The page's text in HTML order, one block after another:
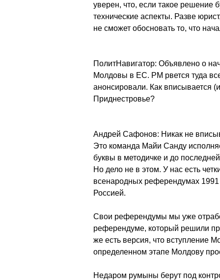
уверен, что, если такое решение
технические аспекты. Разве
не сможет обосновать то, что
ПолитНавигатор: Объявлено о
Молдовы в ЕС. РМ рвется туда
анонсировали. Как вписывается
Приднестровье?
Андрей Сафонов: Никак не
Это команда Майи Санду
буквы в методичке и до
Но дело не в этом. У нас есть
всенародных референдумах 1991
Россией.
Свои референдумы мы уже
референдуме, который решили
же есть версия, что вступление
определенном этапе Молдову
Недаром румыны берут под